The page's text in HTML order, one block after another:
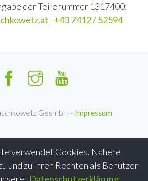
verwendet Cookies. Nähere
und zu Ihren Rechten als Benutzer
der Teilenummer 1317400:
| +43 7412 / 52594
GesmbH - Impressum